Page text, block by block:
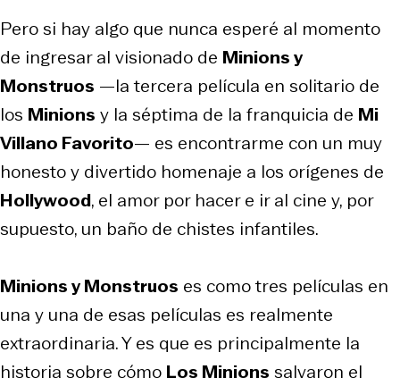
Pero si hay algo que nunca esperé al momento
de ingresar al visionado de Minions y
Monstruos —la tercera película en solitario de
los Minions y la séptima de la franquicia de Mi
Villano Favorito— es encontrarme con un muy
honesto y divertido homenaje a los orígenes de
Hollywood, el amor por hacer e ir al cine y, por
supuesto, un baño de chistes infantiles.
Minions y Monstruos es como tres películas en
una y una de esas películas es realmente
extraordinaria. Y es que es principalmente la
historia sobre cómo Los Minions salvaron el